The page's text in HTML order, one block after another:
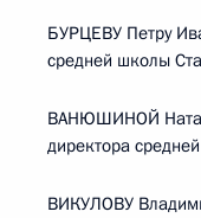
БУРЦЕВУ Петру
средней школы
ВАНЮШИНОЙ
директора
ВИКУЛОВУ